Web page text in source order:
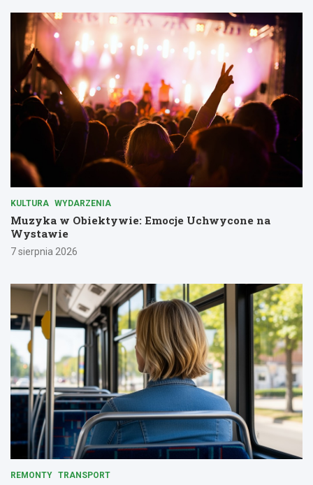
KULTURA WYDARZENIA
Muzyka w Obiektywie: Emocje Uchwycone na
Wystawie
7 sierpnia 2026
REMONTY TRANSPORT